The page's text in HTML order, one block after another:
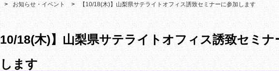
お知らせ・イベント 【10/18(木)】山梨県サテライトオフィス誘致セミナーに参加します
18(木)】山梨県サテライトオフィス誘致セミナ
ます